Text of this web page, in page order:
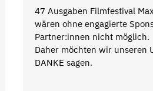
47 Ausgaben Filmfestival
wären ohne engagierte
Partner:innen nicht möglich.
Daher möchten wir unseren
DANKE sagen.